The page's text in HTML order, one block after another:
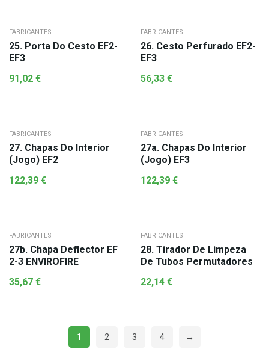
FABRICANTES
25. Porta Do Cesto EF2-
EF3
91,02 €
FABRICANTES
26. Cesto Perfurado EF2-
EF3
56,33 €
FABRICANTES
27. Chapas Do Interior
(Jogo) EF2
122,39 €
FABRICANTES
27a. Chapas Do Interior
(Jogo) EF3
122,39 €
FABRICANTES
27b. Chapa Deflector EF
2-3 ENVIROFIRE
35,67 €
FABRICANTES
28. Tirador De Limpeza
De Tubos Permutadores
22,14 €
1 2 3 4 →